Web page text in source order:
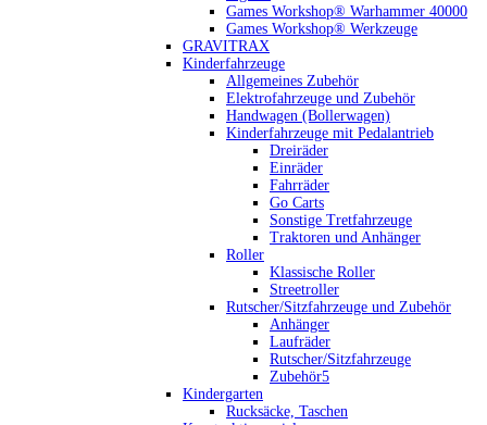
Games Workshop® Warhammer 40000
Games Workshop® Werkzeuge
GRAVITRAX
Kinderfahrzeuge
Allgemeines Zubehör
Elektrofahrzeuge und Zubehör
Handwagen (Bollerwagen)
Kinderfahrzeuge mit Pedalantrieb
Dreiräder
Einräder
Fahrräder
Go Carts
Sonstige Tretfahrzeuge
Traktoren und Anhänger
Roller
Klassische Roller
Streetroller
Rutscher/Sitzfahrzeuge und Zubehör
Anhänger
Laufräder
Rutscher/Sitzfahrzeuge
Zubehör5
Kindergarten
Rucksäcke, Taschen